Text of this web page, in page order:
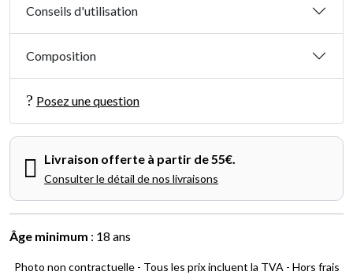
Conseils d'utilisation
Composition
Posez une question
Livraison offerte à partir de 55€.
Consulter le détail de nos livraisons
Âge minimum : 18 ans
Photo non contractuelle - Tous les prix incluent la TVA - Hors frais